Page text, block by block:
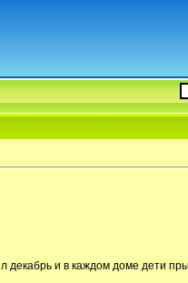
и в каждом доме дети